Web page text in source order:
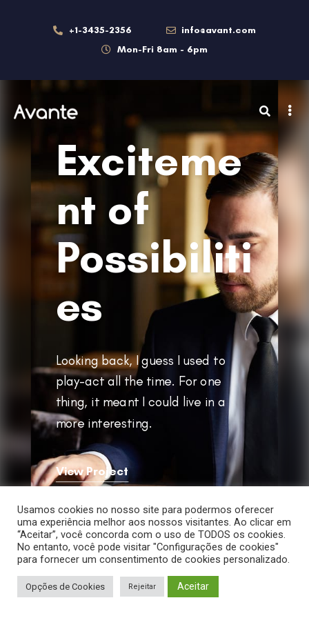
+1-3435-2356
info@avant.com
Mon-Fri 8am - 6pm
Exciteme
nt of
Possibiliti
es
Looking back, I guess I used to
play-act all the time. For one
thing, it meant I could live in a
more interesting.
View Project
next
Usamos cookies no nosso site para podermos oferecer
uma experiência melhor aos nossos visitantes. Ao clicar em
“Aceitar”, você concorda com o uso de TODOS os cookies.
No entanto, você pode visitar "Configurações de cookies"
para fornecer um consentimento de cookies personalizado.
Opções de Cookies Rejeitar Aceitar